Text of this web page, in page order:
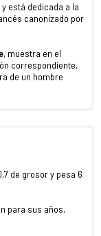
y está dedicada a la
canonizado por
, muestra en el
correspondiente,
de un hombre
de grosor y pesa 6
para sus años,